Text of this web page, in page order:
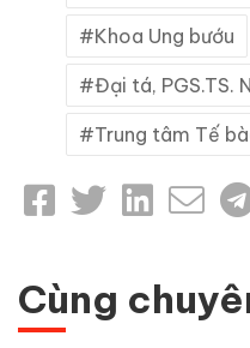
Khoa Ung bướu
Đại tá, PGS.TS.
Trung tâm Tế
Cùng